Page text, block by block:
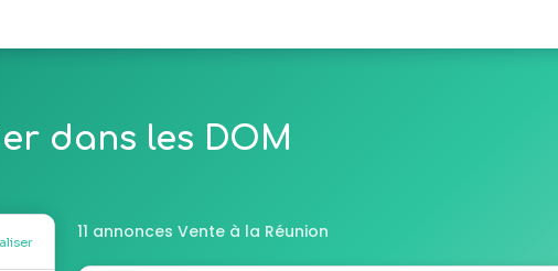
dans les DOM
11 annonces Vente à la Réunion